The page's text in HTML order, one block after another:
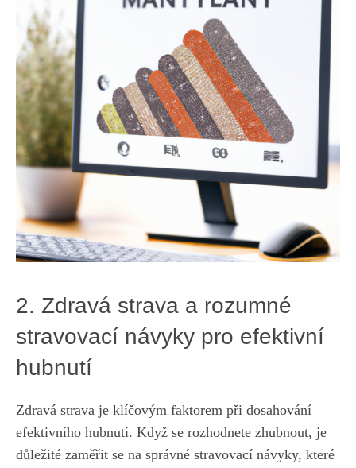
2. Zdravá strava a rozumné
stravovací návyky pro ‍efektivní‍
hubnutí
Zdravá strava‍ je⁤ klíčovým⁤ faktorem při dosahování
efektivního hubnutí. Když se rozhodnete zhubnout, je
důležité zaměřit se na ⁢správné⁢ stravovací návyky,‌ které